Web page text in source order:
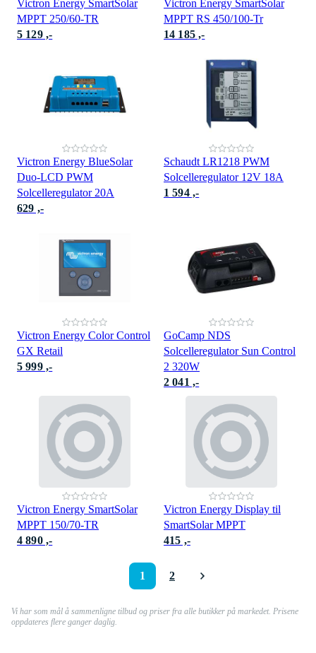
Victron Energy SmartSolar
MPPT 250/60-TR
5 129 ,-
Victron Energy SmartSolar
MPPT RS 450/100-Tr
14 185 ,-
Victron Energy BlueSolar
Duo-LCD PWM
Solcelleregulator 20A
629 ,-
Schaudt LR1218 PWM
Solcelleregulator 12V 18A
1 594 ,-
Victron Energy Color Control
GX Retail
5 999 ,-
GoCamp NDS
Solcelleregulator Sun Control
2 320W
2 041 ,-
Victron Energy SmartSolar
MPPT 150/70-TR
4 890 ,-
Victron Energy Display til
SmartSolar MPPT
415 ,-
1 2
Vi har som mål å sammenligne tilbud og priser fra alle butikker på markedet. Prisene
oppdateres flere ganger daglig.